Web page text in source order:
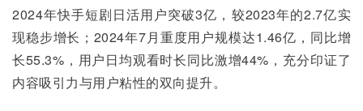
2024年快手短剧日活用户突破3亿，较2023年的2.7亿实
现稳步增长；2024年7月重度用户规模达1.46亿，同比增
长55.3%，用户日均观看时长同比激增44%，充分印证了
内容吸引力与用户粘性的双向提升。